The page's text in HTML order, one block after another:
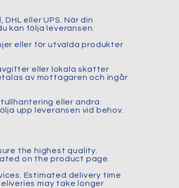
eller UPS. När din
kan följa leveransen.
eller för utvalda produkter
eller lokala skatter
av mottagaren och ingår
eller andra
upp leveransen vid behov.
the highest quality.
on the product page.
Estimated delivery time
may take longer